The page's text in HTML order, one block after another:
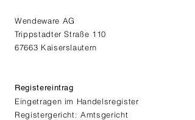
Wendeware AG
Trippstadter Straße 110
67663 Kaiserslautern
Registereintrag
Eingetragen im Handelsregister
Registergericht: Amtsgericht